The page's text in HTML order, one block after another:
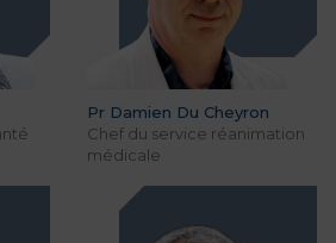
Pr Damien Du Cheyron
Chef du service réanimation
médicale